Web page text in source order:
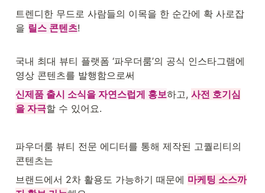
트렌디한 무드로 사람들의 이목을 한 순간에 확 사로잡
을 릴스 콘텐츠!
국내 최대 뷰티 플랫폼 ‘파우더룸’의 공식 인스타그램에
영상 콘텐츠를 발행함으로써
신제품 출시 소식을 자연스럽게 홍보하고, 사전 호기심
을 자극할 수 있어요.
파우더룸 뷰티 전문 에디터를 통해 제작된 고퀄리티의
콘텐츠는
브랜드에서 2차 활용도 가능하기 때문에 마케팅 소스까